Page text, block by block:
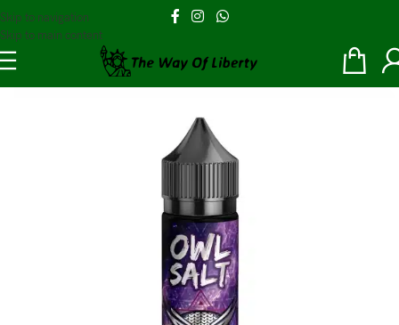
Skip to navigation
Skip to main content